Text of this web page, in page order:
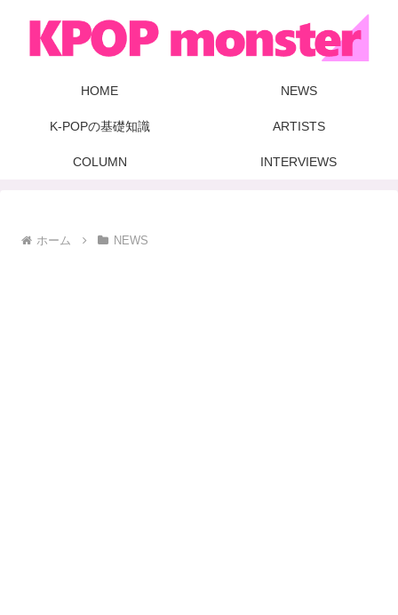
HOME NEWS
K-POPの基礎知識 ARTISTS
COLUMN INTERVIEWS
ホーム NEWS